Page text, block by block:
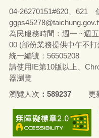
04-26270151#620、621
為民服務時間：週一 ~週
00 (部份業務提供中午不
統一編號：56505208
請使用IE第10版以上、
器瀏覽
瀏覽人次
589237 更